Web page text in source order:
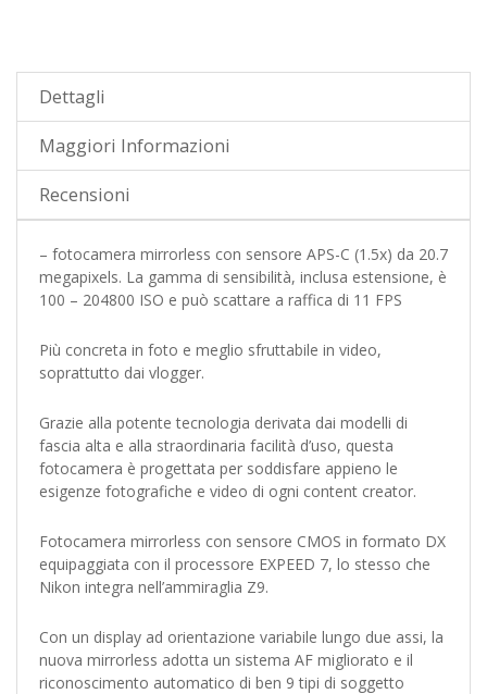
Dettagli
Maggiori Informazioni
Recensioni
– fotocamera mirrorless con sensore APS-C (1.5x) da 20.7
megapixels. La gamma di sensibilità, inclusa estensione, è
100 – 204800 ISO e può scattare a raffica di 11 FPS
Più concreta in foto e meglio sfruttabile in video,
soprattutto dai vlogger.
Grazie alla potente tecnologia derivata dai modelli di
fascia alta e alla straordinaria facilità d’uso, questa
fotocamera è progettata per soddisfare appieno le
esigenze fotografiche e video di ogni content creator.
Fotocamera mirrorless con sensore CMOS in formato DX
equipaggiata con il processore EXPEED 7, lo stesso che
Nikon integra nell’ammiraglia Z9.
Con un display ad orientazione variabile lungo due assi, la
nuova mirrorless adotta un sistema AF migliorato e il
riconoscimento automatico di ben 9 tipi di soggetto